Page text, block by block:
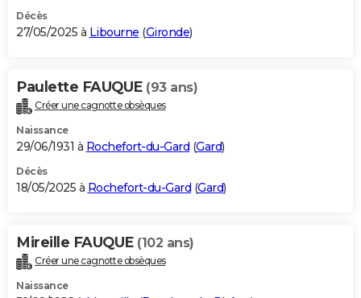
Décès
27/05/2025 à Libourne (Gironde)
Paulette FAUQUE (93 ans)
Créer une cagnotte obsèques
Naissance
29/06/1931 à Rochefort-du-Gard (Gard)
Décès
18/05/2025 à Rochefort-du-Gard (Gard)
Mireille FAUQUE (102 ans)
Créer une cagnotte obsèques
Naissance